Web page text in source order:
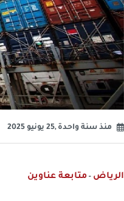
منذ سنة واحدة ,25 يونيو 2025
الرياض - متابعة عناوين